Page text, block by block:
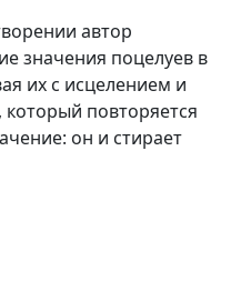
автор
значения поцелуев в
их с исцелением и
повторяется
он и стирает